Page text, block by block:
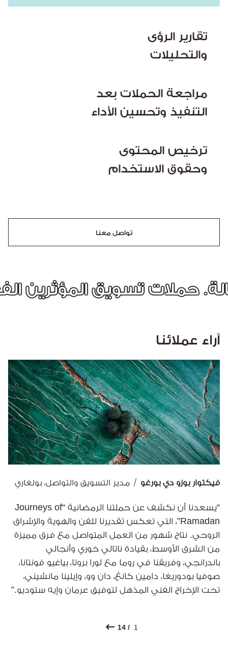
تقارير الرؤى
والتحليلات
مراجعة الحملات بعد
التنفيذ وتحسين الأداء
ترخيص المحتوى
وحقوق الاستخدام
تواصل معنا
الفعّالة.
آراء عملائنا
فيكتوار بوزو دي بورغو مدير التسويق والتواصل، بولغاري
“يسعدنا أن نكشف عن حملتنا الرمضانية “Journeys of
Ramadan”، التي تعكس تقديرنا للفن والهوية والإشراق
الروحي. نتاج شهور من العمل المتواصل مع فرق مميزة
من الشرق الأوسط، بقيادة ناتالي خوري وأنجالي
باندرانجي، وفريقنا في روما مع لورا بروتا، بياغيو فونتانا،
صوفيا بودوريغا، دامين كانغ، دان وو، وإيلينا مانشيني،
تحت الإخراج الفني المذهل لتوفيق عرمان وإيه ستوديو.”
1
/ 14